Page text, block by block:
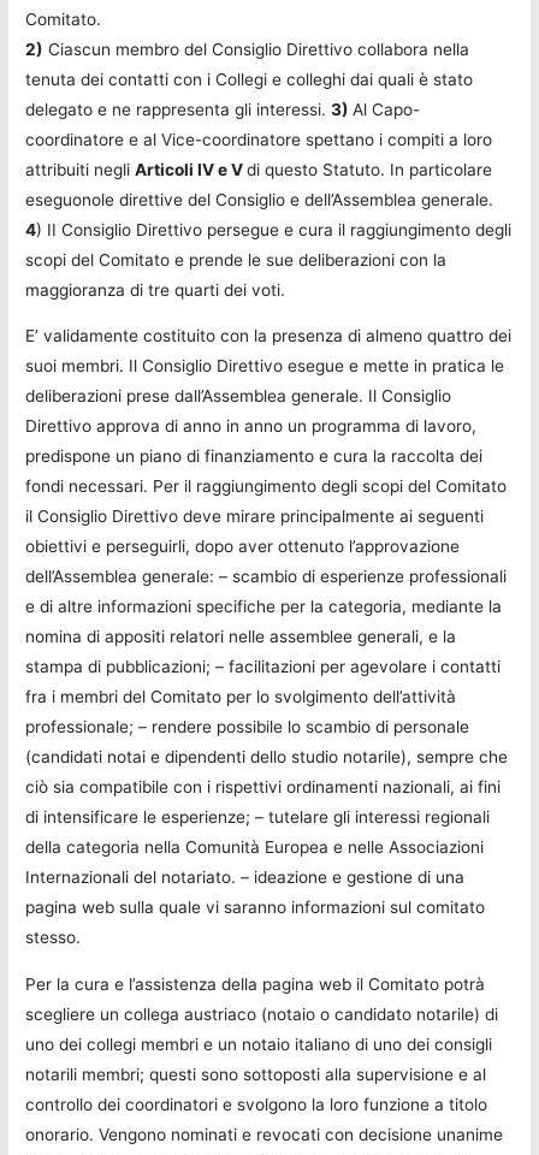
Comitato.
2) Ciascun membro del Consiglio Direttivo collabora nella
tenuta dei contatti con i Collegi e colleghi dai quali è stato
delegato e ne rappresenta gli interessi.3)Al Capo-
coordinatore e al Vice-coordinatore spettano i compiti a loro
attribuiti negliArticoli IV e Vdi questo Statuto. In particolare
eseguonole direttive del Consiglio e dell’Assemblea generale.
4) II Consiglio Direttivo persegue e cura il raggiungimento degli
scopi del Comitato e prende le sue deliberazioni con la
maggioranza di tre quarti dei voti.
E’ validamente costituito con la presenza di almeno quattro dei
suoi membri. Il Consiglio Direttivo esegue e mette in pratica le
deliberazioni prese dall’Assemblea generale. Il Consiglio
Direttivo approva di anno in anno un programma di lavoro,
predispone un piano di finanziamento e cura la raccolta dei
fondi necessari. Per il raggiungimento degli scopi del Comitato
il Consiglio Direttivo deve mirare principalmente ai seguenti
obiettivi e perseguirli, dopo aver ottenuto l’approvazione
dell’Assemblea generale: – scambio di esperienze professionali
e di altre informazioni specifiche per la categoria, mediante la
nomina di appositi relatori nelle assemblee generali, e la
stampa di pubblicazioni; – facilitazioni per agevolare i contatti
fra i membri del Comitato per lo svolgimento dell’attività
professionale; – rendere possibile lo scambio di personale
(candidati notai e dipendenti dello studio notarile), sempre che
ciò sia compatibile con i rispettivi ordinamenti nazionali, ai fini
di intensificare le esperienze; – tutelare gli interessi regionali
della categoria nella Comunità Europea e nelle Associazioni
Internazionali del notariato. – ideazione e gestione di una
pagina web sulla quale vi saranno informazioni sul comitato
stesso.
Per la cura e l’assistenza della pagina web il Comitato potrà
scegliere un collega austriaco (notaio o candidato notarile) di
uno dei collegi membri e un notaio italiano di uno dei consigli
notarili membri; questi sono sottoposti alla supervisione e al
controllo dei coordinatori e svolgono la loro funzione a titolo
onorario. Vengono nominati e revocati con decisione unanime